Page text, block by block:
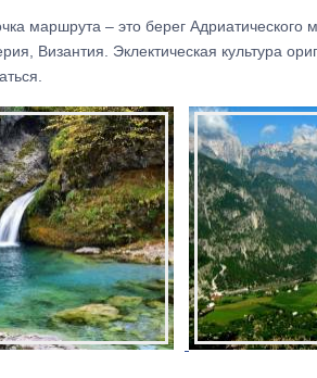
маршрута – это берег
Византия. Эклектическая культура